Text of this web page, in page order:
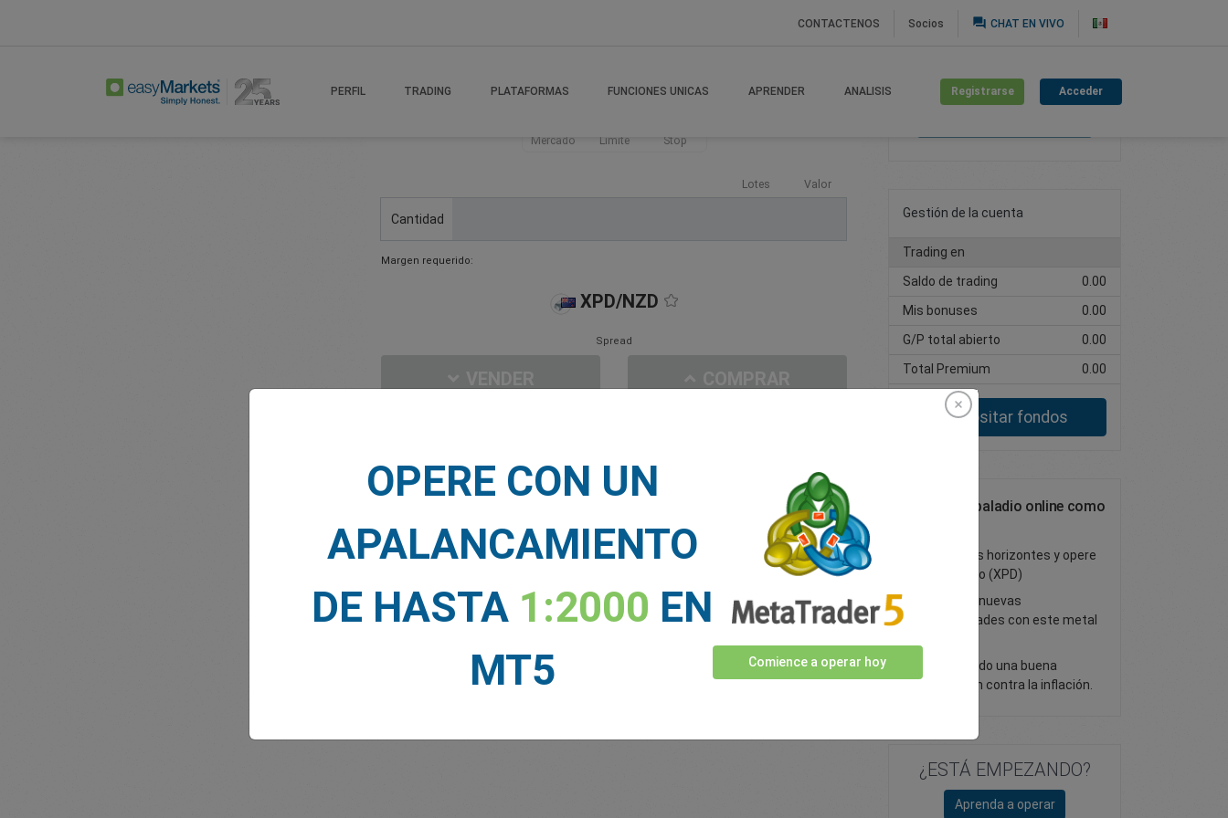
CONTACTENOS Socios question_answer CHAT EN VIVO
PERFIL TRADING PLATAFORMAS FUNCIONES UNICAS APRENDER ANALISIS Registrarse Acceder
Mercado Límite Stop
Lotes Valor
Cantidad
Margen requerido:
XPD/NZD
Spread
Stop Loss
NOTICIAS DE MERCADO
Ver más >
Cree una cuenta de
Gestión de la cuenta
Trading en
Saldo de trading
0.00
Mis bonuses
0.00
G/P total abierto
0.00
Total Premium
0.00
Depositar fondos
Trading de paladio online como
Amplíe sus horizontes y opere
con paladio (XPD)
Descubra nuevas
oportunidades con este metal
Considerado una buena
protección contra la inflación.
¿ESTÁ EMPEZANDO?
Aprenda a operar
OPERE CON UN
APALANCAMIENTO
DE HASTA 1:2000 EN
MT5
Comience a operar hoy